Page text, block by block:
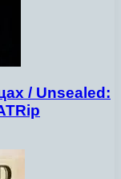
/ Unsealed: